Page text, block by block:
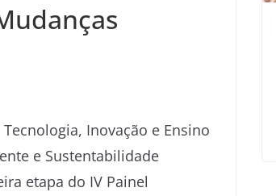
Inovação e Ensino
e Sustentabilidade
etapa do IV Painel